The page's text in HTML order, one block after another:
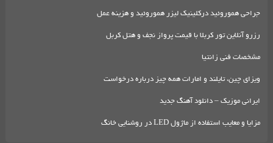
جراحی هموروئید درکلینیک لیزر هموروئید و هزینه عمل
رزرو آنلاین تور کربلا با قیمت پرواز نجف و هتل کربل
مشخصات فنی زانتیا
ویزای چین، تایلند و امارات همه چیز درباره درخواست
ایرانی موزیک – دانلود آهنگ جدید
مزایا و معایب استفاده از ماژول LED در روشنایی خانگ